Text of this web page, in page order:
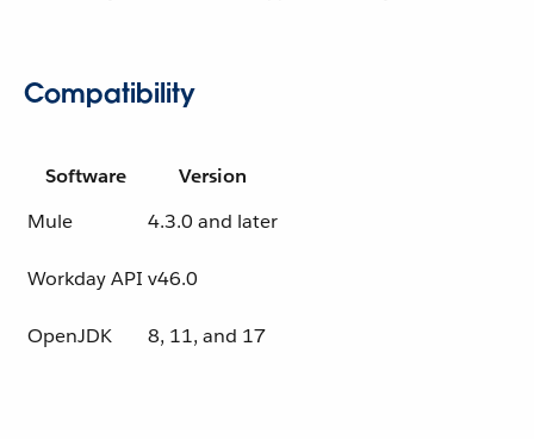
Compatibility
Software
Version
Mule
4.3.0 and later
Workday API v46.0
OpenJDK 8, 11, and 17